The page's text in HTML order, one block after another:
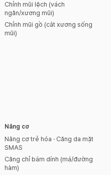
Chỉnh mũi lệch (vách
ngăn/xương mũi)
Chỉnh mũi gồ (cắt xương sống
mũi)
Nâng cơ
Nâng cơ trẻ hóa · Căng da mặt
SMAS
Căng chỉ bám dính (má/đường
hàm)